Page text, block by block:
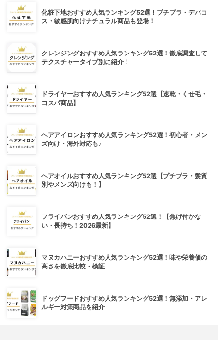
化粧下地おすすめ人気ランキング52選！プチプラ・デパコ
ス・敏感肌向けナチュラル商品も登場！
クレンジングおすすめ人気ランキング52選！徹底調査して
テクスチャータイプ別に紹介！
ドライヤーおすすめ人気ランキング52選【速乾・くせ毛・
コスパ商品】
ヘアアイロンおすすめ人気ランキング52選！初心者・メン
ズ向け・海外対応も♪
ヘアオイルおすすめ人気ランキング52選【プチプラ・髪質
別やメンズ向けも！】
フライパンおすすめ人気ランキング52選！【焦げ付かな
い・長持ち！2026最新】
マヌカハニーおすすめ人気ランキング52選！味や栄養価の
高さを徹底比較・検証
ドッグフードおすすめ人気ランキング52選！無添加・アレ
ルギー対策商品を紹介